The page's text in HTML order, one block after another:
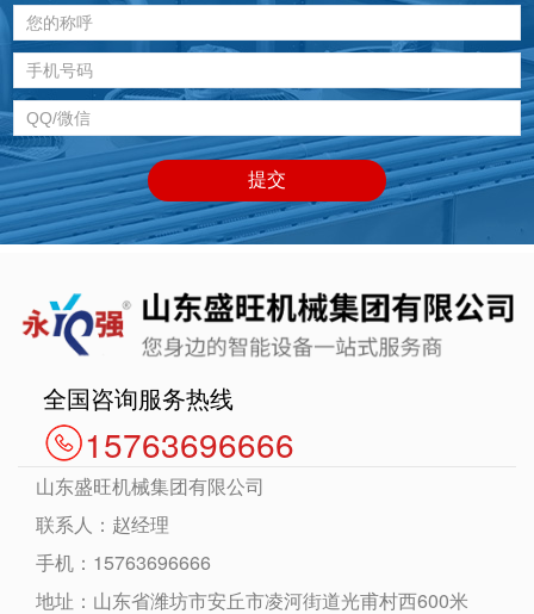
全国咨询服务热线
15763696666
山东盛旺机械集团有限公司
联系人：赵经理
手机：15763696666
地址：山东省潍坊市安丘市凌河街道光甫村西600米